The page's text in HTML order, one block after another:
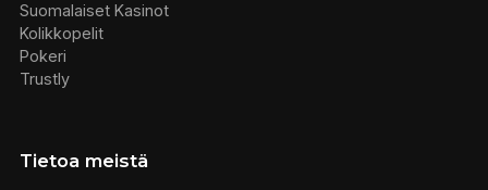
Suomalaiset Kasinot
Kolikkopelit
Pokeri
Trustly
Tietoa meistä